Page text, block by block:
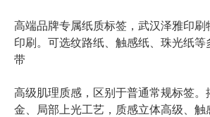
高端品牌专属纸质标签， 武汉泽雅印刷
印刷。可选纹路纸、触感纸、珠光纸等
带
高级肌理质感，区别于普通常规标签。
金、局部上光工艺，质感立体高级、触